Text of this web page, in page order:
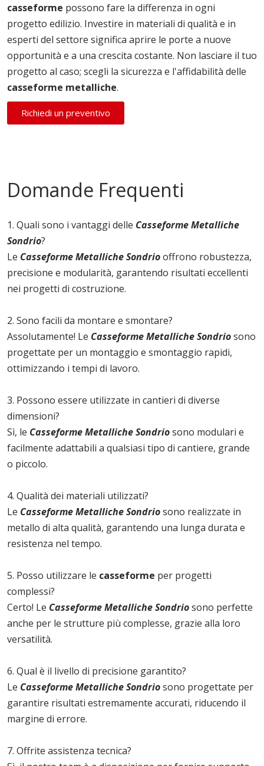
casseforme possono fare la differenza in ogni
progetto edilizio. Investire in materiali di qualità e in
esperti del settore significa aprire le porte a nuove
opportunità e a una crescita costante. Non lasciare il tuo
progetto al caso; scegli la sicurezza e l'affidabilità delle
casseforme metalliche.
Richiedi un preventivo
Domande Frequenti
1. Quali sono i vantaggi delle Casseforme Metalliche
Sondrio?
Le Casseforme Metalliche Sondriooffrono robustezza,
precisione e modularità, garantendo risultati eccellenti
nei progetti di costruzione.
2. Sono facili da montare e smontare?
Assolutamente! Le Casseforme Metalliche Sondriosono
progettate per un montaggio e smontaggio rapidi,
ottimizzando i tempi di lavoro.
3. Possono essere utilizzate in cantieri di diverse
dimensioni?
Sì, le Casseforme Metalliche Sondriosono modulari e
facilmente adattabili a qualsiasi tipo di cantiere, grande
o piccolo.
4. Qualità dei materiali utilizzati?
Le Casseforme Metalliche Sondriosono realizzate in
metallo di alta qualità, garantendo una lunga durata e
resistenza nel tempo.
5. Posso utilizzare le casseforme per progetti
complessi?
Certo! Le Casseforme Metalliche Sondriosono perfette
anche per le strutture più complesse, grazie alla loro
versatilità.
6. Qual è il livello di precisione garantito?
Le Casseforme Metalliche Sondriosono progettate per
garantire risultati estremamente accurati, riducendo il
margine di errore.
7. Offrite assistenza tecnica?